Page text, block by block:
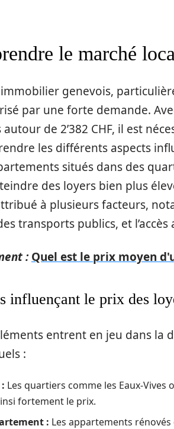
le marché
genevois,
par une forte demande.
autour de 2’382 CHF, il est
les différents aspects
situés dans des
des loyers bien plus
à plusieurs facteurs,
transports publics, et l’accès
: Quel est le prix moyen
influençant le prix des
entrent en jeu dans la
:
Les quartiers comme les Eaux-
fortement le prix.
: Les appartements